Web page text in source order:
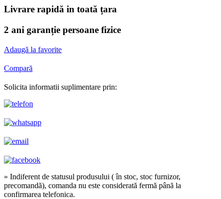
Livrare rapidă in toată țara
2 ani garanție persoane fizice
Adaugă la favorite
Compară
Solicita informatii suplimentare prin:
» Indiferent de statusul produsului ( în stoc, stoc furnizor,
precomandă), comanda nu este considerată fermă până la
confirmarea telefonica.